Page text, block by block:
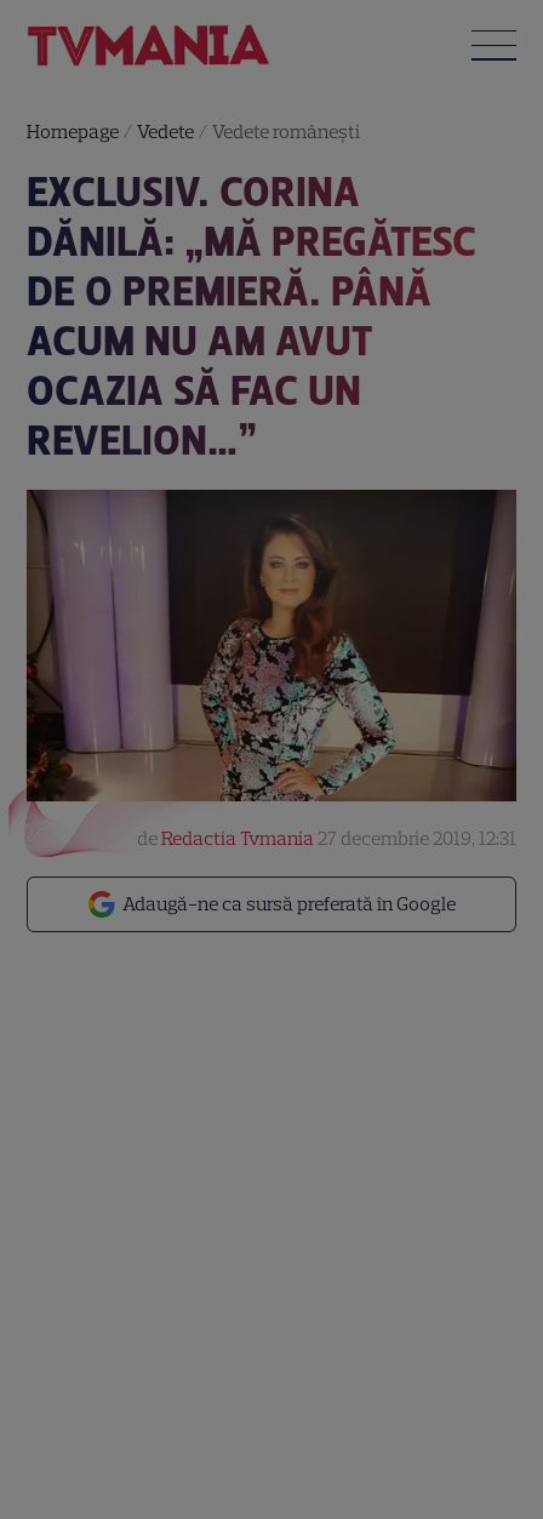
Homepage /Vedete /Vedete româneşti
EXCLUSIV. CORINA
DĂNILĂ: „MĂ PREGĂTESC
DE O PREMIERĂ. PÂNĂ
ACUM NU AM AVUT
OCAZIA SĂ FAC UN
REVELION…”
Adaugă-ne ca sursă preferată în Google
deRedactia Tvmania 27 decembrie 2019, 12:31